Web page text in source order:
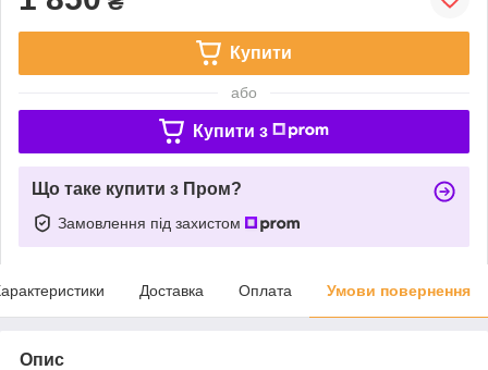
Купити
або
Купити з
Що таке купити з Пром?
Замовлення під захистом
Доставка Оплата Умови повернення
Опис